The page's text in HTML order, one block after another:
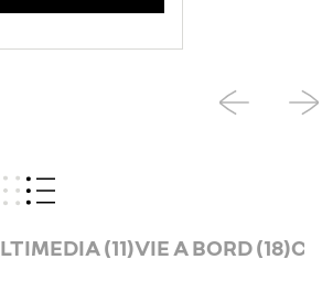
(11)VIE A BORD (18)